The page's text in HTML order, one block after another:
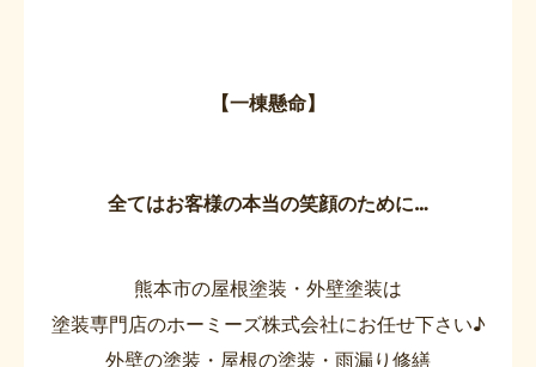
【一棟懸命】
全てはお客様の本当の笑顔のために…
熊本市の屋根塗装・外壁塗装は
塗装専門店のホーミーズ株式会社にお任せ下さい♪
外壁の塗装・屋根の塗装・雨漏り修繕